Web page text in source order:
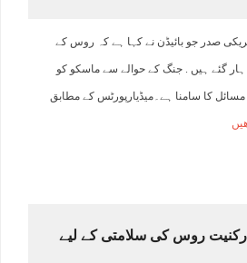
صدر جو بائیڈن نے کہا ہے کہ روس کے
گئے ہیں . جنگ کے حوالے سے ماسکو کو
کا سامنا ہے۔میڈیارپورٹس کے مطابق
رکنیت روس کی سلامتی کے لیے